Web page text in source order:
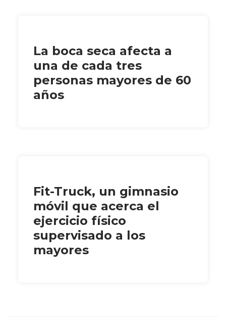
La boca seca afecta a
una de cada tres
personas mayores de 60
años
Fit-Truck, un gimnasio
móvil que acerca el
ejercicio físico
supervisado a los
mayores